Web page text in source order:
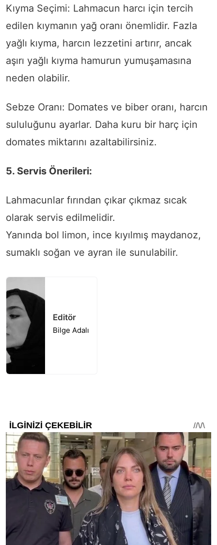
Kıyma Seçimi: Lahmacun harcı için tercih
edilen kıymanın yağ oranı önemlidir. Fazla
yağlı kıyma, harcın lezzetini artırır, ancak
aşırı yağlı kıyma hamurun yumuşamasına
neden olabilir.
Sebze Oranı: Domates ve biber oranı, harcın
sululuğunu ayarlar. Daha kuru bir harç için
domates miktarını azaltabilirsiniz.
5. Servis Önerileri:
Lahmacunlar fırından çıkar çıkmaz sıcak
olarak servis edilmelidir.
Yanında bol limon, ince kıyılmış maydanoz,
sumaklı soğan ve ayran ile sunulabilir.
Editör
Bilge Adalı